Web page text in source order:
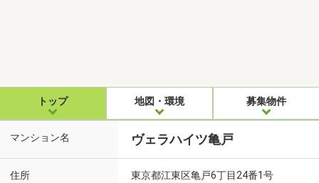
トップ 地図・環境 募集物件
マンション名 ヴェラハイツ亀戸
住所 東京都江東区亀戸6丁目24番1号